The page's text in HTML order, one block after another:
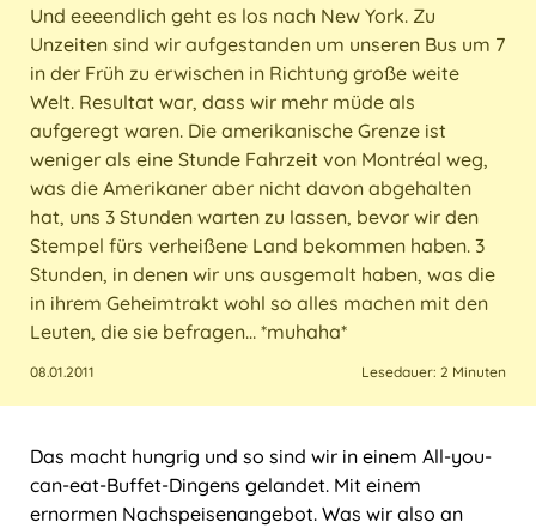
Italien
Kroatien
Malta
Österreich
Polen
Portugal
Türkei
Sri Lanka
Taiwan
Thailand
USA
Marokko
Und eeeendlich geht es los nach New York. Zu
Unzeiten sind wir aufgestanden um unseren Bus um 7
in der Früh zu erwischen in Richtung große weite
Welt. Resultat war, dass wir mehr müde als
aufgeregt waren. Die amerikanische Grenze ist
weniger als eine Stunde Fahrzeit von Montréal weg,
was die Amerikaner aber nicht davon abgehalten
hat, uns 3 Stunden warten zu lassen, bevor wir den
Stempel fürs verheißene Land bekommen haben. 3
Stunden, in denen wir uns ausgemalt haben, was die
in ihrem Geheimtrakt wohl so alles machen mit den
Leuten, die sie befragen… *muhaha*
08.01.2011 Lesedauer: 2 Minuten
Das macht hungrig und so sind wir in einem All-you-
can-eat-Buffet-Dingens gelandet. Mit einem
ernormen Nachspeisenangebot. Was wir also an